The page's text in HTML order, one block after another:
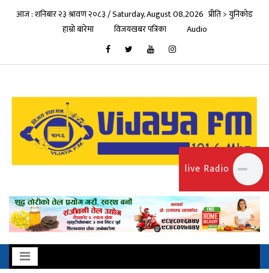
आज : शनिबार २३ श्रावण २०८३ / Saturday, August 08,2026 प्रीति > युनिकोड
हाम्रो बारेमा
विजयखबर पत्रिका Audio
live Radio